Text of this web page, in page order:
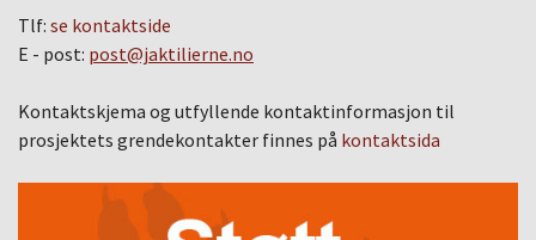
Tlf: se kontaktside
E - post: post@jaktilierne.no
Kontaktskjema og utfyllende kontaktinformasjon til
prosjektets grendekontakter finnes på kontaktsida